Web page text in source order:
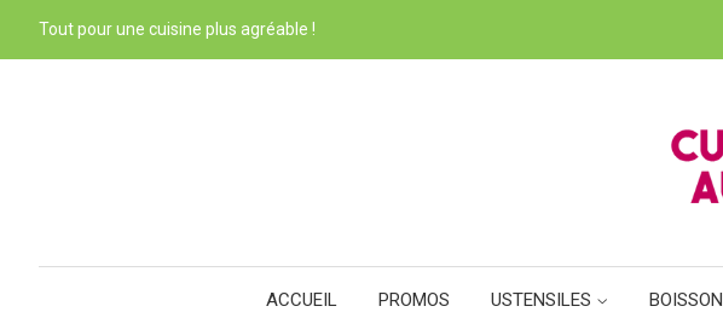
Tout pour une cuisine plus agréable !
ACCUEIL PROMOS USTENSILES BOISSON